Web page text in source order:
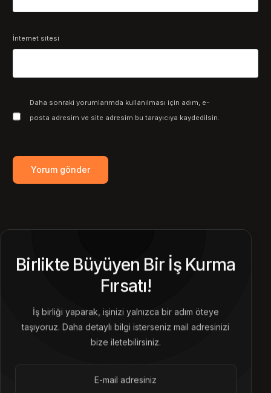
İnternet sitesi
Daha sonraki yorumlarımda kullanılması için adım, e-
posta adresim ve site adresim bu tarayıcıya kaydedilsin.
Birlikte Büyüyen Bir İş Kurma
Fırsatı!
İş birliği yaparak, işinizi yalnızca bir adım öteye
taşıyoruz. Daha detaylı bilgi isterseniz mail adresinizi
bize iletebilirsiniz.